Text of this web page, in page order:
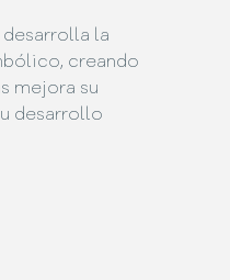
la
creando
mejora su
desarrollo